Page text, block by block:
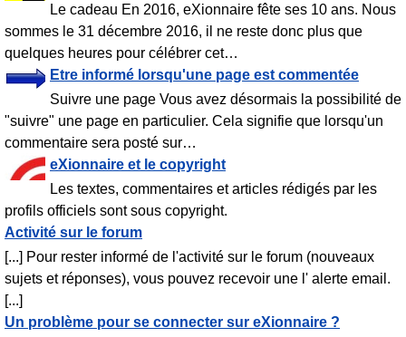
Le cadeau En 2016, eXionnaire fête ses 10 ans. Nous
sommes le 31 décembre 2016, il ne reste donc plus que
quelques heures pour célébrer cet…
Etre informé lorsqu'une page est commentée
Suivre une page Vous avez désormais la possibilité de
"suivre" une page en particulier. Cela signifie que lorsqu'un
commentaire sera posté sur…
eXionnaire et le copyright
Les textes, commentaires et articles rédigés par les
profils officiels sont sous copyright.
Activité sur le forum
[...] Pour rester informé de l'activité sur le forum (nouveaux
sujets et réponses), vous pouvez recevoir une l' alerte email.
[...]
Un problème pour se connecter sur eXionnaire ?